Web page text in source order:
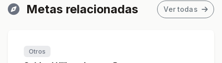
Metas relacionadas Ver todas
Otros